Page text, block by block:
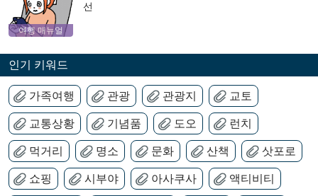
여행 매뉴얼
선
인기 키워드
가족여행 관광 관광지 교토
교통상황 기념품 도오 런치
먹거리 명소 문화 산책 삿포로
쇼핑 시부야 아사쿠사 액티비티